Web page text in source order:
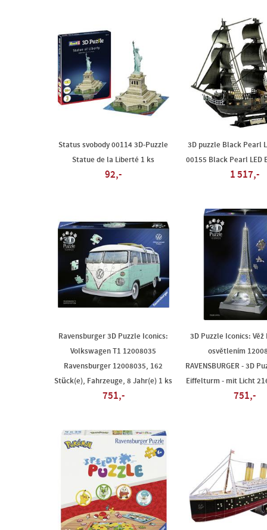
Status svobody 00114 3D-Puzzle
Statue de la Liberté 1 ks
92,-
3D puzzle Black Pearl
00155 Black Pearl LED
1 517,-
Ravensburger 3D Puzzle Iconics:
Volkswagen T1 12008035
Ravensburger 12008035, 162
Stück(e), Fahrzeuge, 8 Jahr(e) 1 ks
751,-
3D Puzzle Iconics: Věž
osvětlením
RAVENSBURGER - 3D
Eiffelturm - mit Licht
751,-